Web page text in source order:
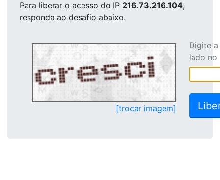
Para liberar o acesso do IP 216.73.216.104,
responda ao desafio abaixo.
[trocar imagem]
Digite
lado no